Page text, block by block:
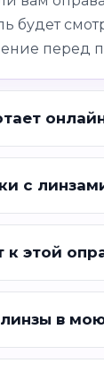
будет
перед
с
этой
в